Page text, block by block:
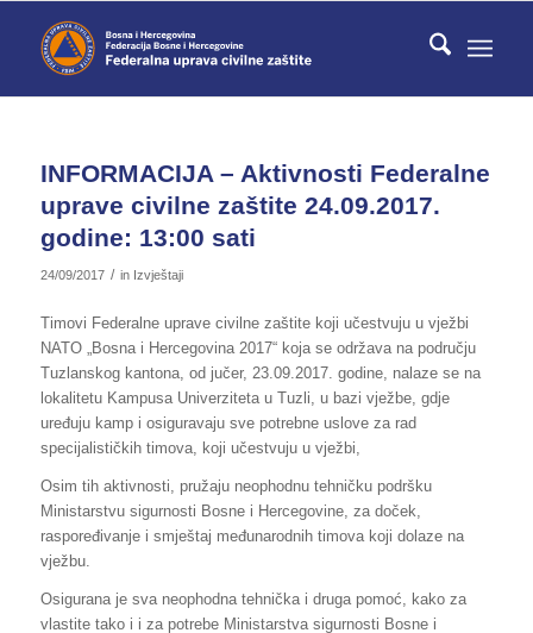
INFORMACIJA – Aktivnosti Federalne
uprave civilne zaštite 24.09.2017.
godine: 13:00 sati
24/09/2017 / in Izvještaji
Timovi Federalne uprave civilne zaštite koji učestvuju u vježbi
NATO „Bosna i Hercegovina 2017“ koja se održava na području
Tuzlanskog kantona, od jučer, 23.09.2017. godine, nalaze se na
lokalitetu Kampusa Univerziteta u Tuzli, u bazi vježbe, gdje
uređuju kamp i osiguravaju sve potrebne uslove za rad
specijalističkih timova, koji učestvuju u vježbi,
Osim tih aktivnosti, pružaju neophodnu tehničku podršku
Ministarstvu sigurnosti Bosne i Hercegovine, za doček,
raspoređivanje i smještaj međunarodnih timova koji dolaze na
vježbu.
Osigurana je sva neophodna tehnička i druga pomoć, kako za
vlastite tako i i za potrebe Ministarstva sigurnosti Bosne i